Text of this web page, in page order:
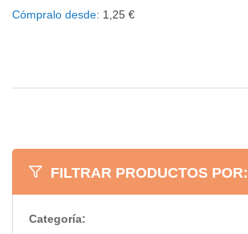
Cómpralo desde 1,25 €
FILTRAR PRODUCTOS POR:
Categoría